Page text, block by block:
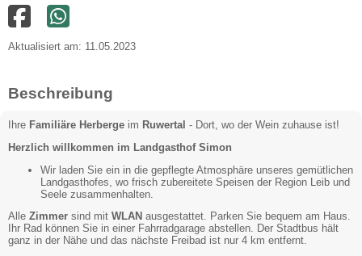
Aktualisiert am: 11.05.2023
Beschreibung
Ihre Familiäre Herberge im Ruwertal - Dort, wo der Wein zuhause ist!
Herzlich willkommen im Landgasthof Simon
Wir laden Sie ein in die gepflegte Atmosphäre unseres gemütlichen
Landgasthofes, wo frisch zubereitete Speisen der Region Leib und
Seele zusammenhalten.
Alle Zimmer sind mit WLAN ausgestattet. Parken Sie bequem am Haus.
Ihr Rad können Sie in einer Fahrradgarage abstellen. Der Stadtbus hält
ganz in der Nähe und das nächste Freibad ist nur 4 km entfernt.